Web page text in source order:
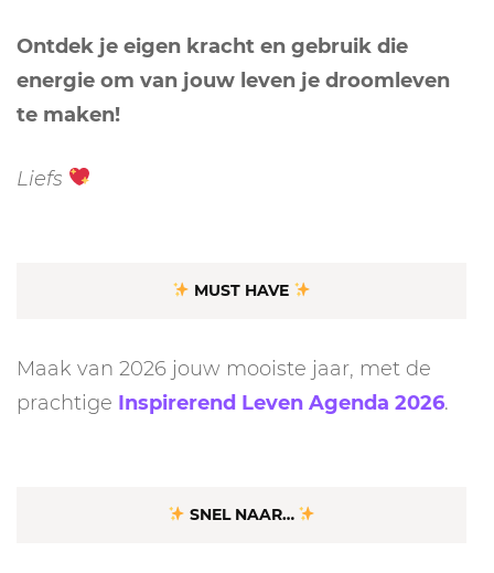
Ontdek je eigen kracht en gebruik die
energie om van jouw leven je droomleven
te maken!
Liefs
MUST HAVE
Maak van 2026 jouw mooiste jaar, met de
prachtige Inspirerend Leven Agenda 2026.
SNEL NAAR…